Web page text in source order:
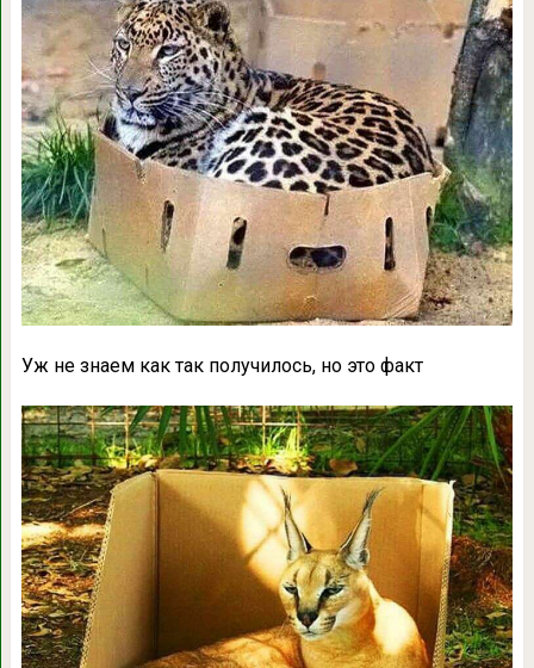
Уж не знаем как так получилось, но это факт